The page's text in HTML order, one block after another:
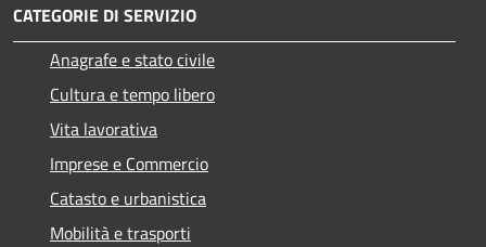
CATEGORIE DI SERVIZIO
Anagrafe e stato civile
Cultura e tempo libero
Vita lavorativa
Imprese e Commercio
Catasto e urbanistica
Mobilità e trasporti